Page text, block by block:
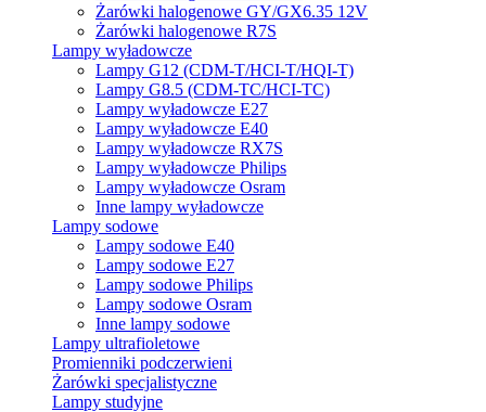
Żarówki halogenowe GY/GX6.35 12V
Żarówki halogenowe R7S
Lampy wyładowcze
Lampy G12 (CDM-T/HCI-T/HQI-T)
Lampy G8.5 (CDM-TC/HCI-TC)
Lampy wyładowcze E27
Lampy wyładowcze E40
Lampy wyładowcze RX7S
Lampy wyładowcze Philips
Lampy wyładowcze Osram
Inne lampy wyładowcze
Lampy sodowe
Lampy sodowe E40
Lampy sodowe E27
Lampy sodowe Philips
Lampy sodowe Osram
Inne lampy sodowe
Lampy ultrafioletowe
Promienniki podczerwieni
Żarówki specjalistyczne
Lampy studyjne